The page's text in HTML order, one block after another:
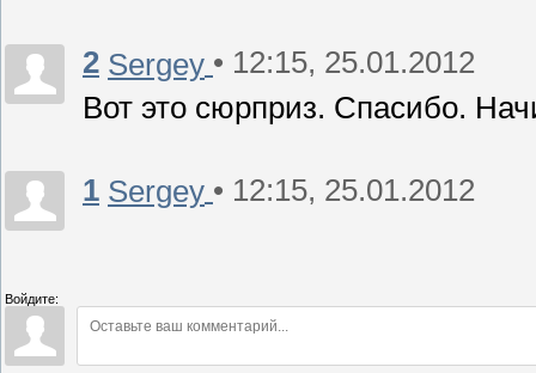
2 Sergey • 12:15, 25.01.2012
Вот это сюрприз. Спасибо.
1 Sergey • 12:15, 25.01.2012
Войдите: